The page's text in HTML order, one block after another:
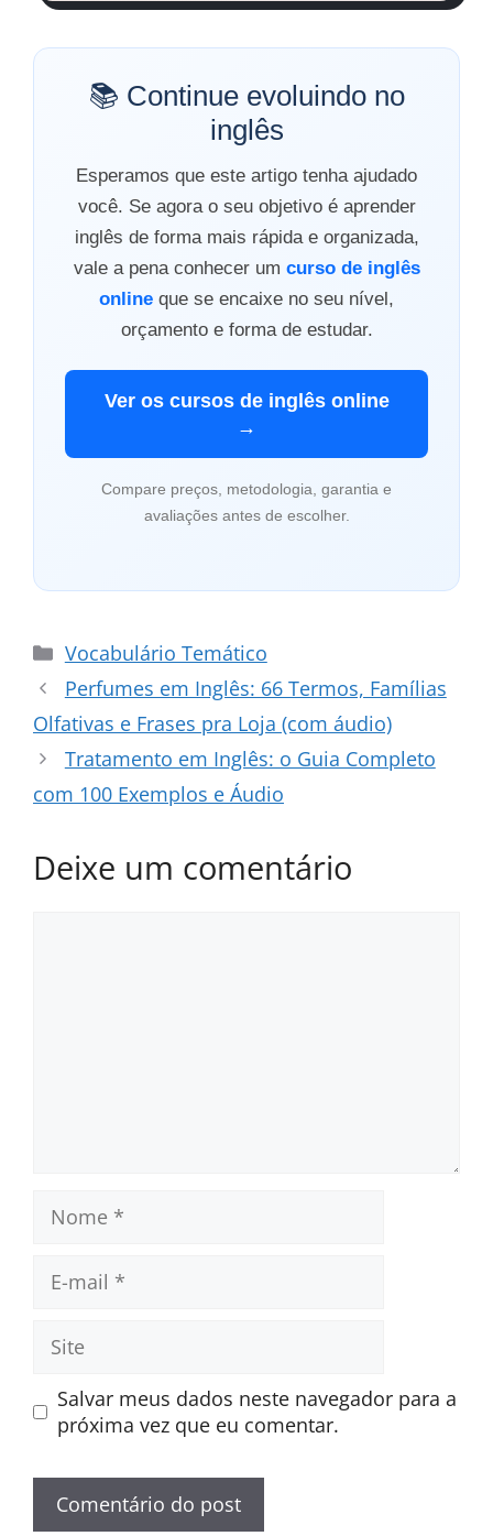
📚 Continue evoluindo no
inglês
Esperamos que este artigo tenha ajudado
você. Se agora o seu objetivo é aprender
inglês de forma mais rápida e organizada,
vale a pena conhecer um curso de inglês
online que se encaixe no seu nível,
orçamento e forma de estudar.
Ver os cursos de inglês online
→
Compare preços, metodologia, garantia e
avaliações antes de escolher.
Categorias
Vocabulário Temático
Perfumes em Inglês: 66 Termos, Famílias
Olfativas e Frases pra Loja (com áudio)
Tratamento em Inglês: o Guia Completo
com 100 Exemplos e Áudio
Deixe um comentário
mail
Site
Salvar meus dados neste navegador para a
próxima vez que eu comentar.